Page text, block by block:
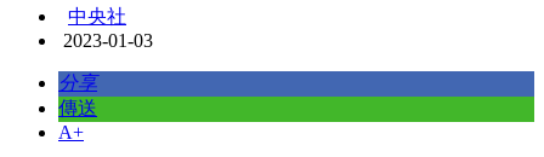
中央社
2023-01-03
分享
傳送
A+